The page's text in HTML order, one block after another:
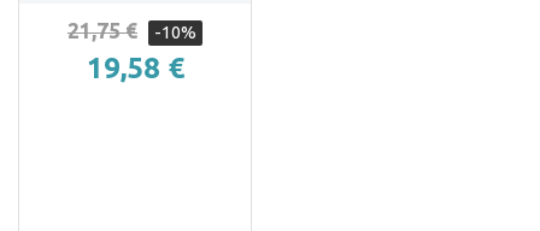
21,75 € -10%
19,58 €